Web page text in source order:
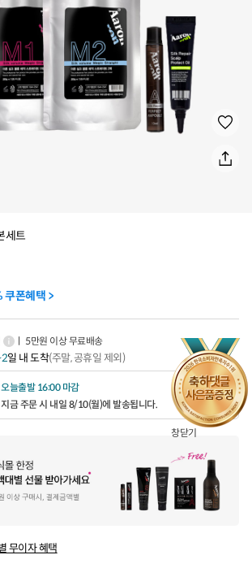
창닫기
세트
쿠폰혜택 >
ㅣ 5만원 이상 무료배송
일 내 도착(주말, 공휴일 제외)
오늘출발 16:00 마감
지금 주문 시 내일 8/10(월)에 발송됩니다.
무이자 혜택